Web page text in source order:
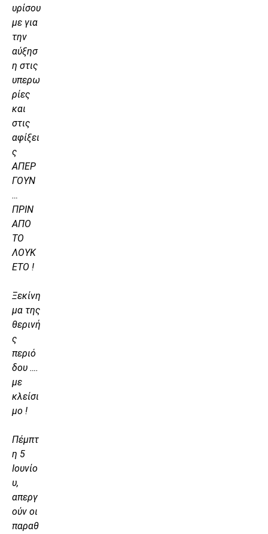
υρίσου
με για
την
αύξησ
η στις
υπερω
ρίες
και
στις
αφίξει
ς
ΑΠΕΡ
ΓΟΥΝ
…
ΠΡΙΝ
ΑΠΟ
ΤΟ
ΛΟΥΚ
ΕΤΟ !
Ξεκίνη
μα της
θερινή
ς
περιό
δου ….
με
κλείσι
μο !
Πέμπτ
η 5
Ιουνίο
υ,
απεργ
ούν οι
παραθ